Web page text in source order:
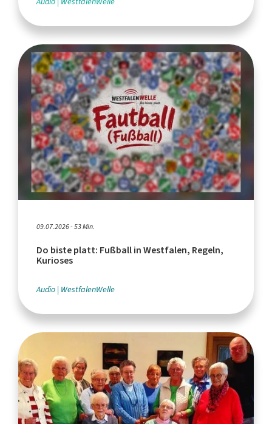
09.07.2026 - 53 Min.
Do biste platt: Fußball in Westfalen, Regeln,
Kurioses
Audio WestfalenWelle